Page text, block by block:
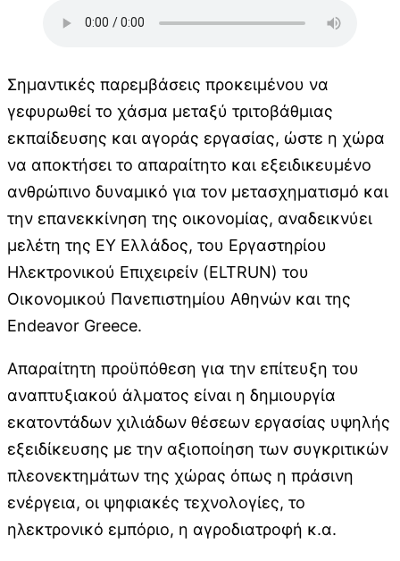
Σημαντικές παρεμβάσεις προκειμένου να
γεφυρωθεί το χάσμα μεταξύ τριτοβάθμιας
εκπαίδευσης και αγοράς εργασίας, ώστε η χώρα
να αποκτήσει το απαραίτητο και εξειδικευμένο
ανθρώπινο δυναμικό για τον μετασχηματισμό και
την επανεκκίνηση της οικονομίας, αναδεικνύει
μελέτη της ΕΥ Ελλάδος, του Εργαστηρίου
Ηλεκτρονικού Επιχειρείν (ELTRUN) του
Οικονομικού Πανεπιστημίου Αθηνών και της
Endeavor Greece.
Απαραίτητη προϋπόθεση για την επίτευξη του
αναπτυξιακού άλματος είναι η δημιουργία
εκατοντάδων χιλιάδων θέσεων εργασίας υψηλής
εξειδίκευσης με την αξιοποίηση των συγκριτικών
πλεονεκτημάτων της χώρας όπως η πράσινη
ενέργεια, οι ψηφιακές τεχνολογίες, το
ηλεκτρονικό εμπόριο, η αγροδιατροφή κ.α.